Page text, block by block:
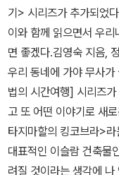
자조그만 하늘 조각
러로 분류해야할지? 고
요. 액션/스릴러 (10권)
기분 좋게 하네요. 제프
를 파악해버려서 살짝
위해 누군가를 죽여야하
장르가 약간 달라요. '모
듯한데, 로맨스도 있고
점, 그러나 블랙코미디
기> 시리즈가 추가되었
이와 함께 읽으면서 우
면 좋겠다.김영숙 지음,
우리 동네에 가야 무사
법의 시간여행] 시리즈
고 또 어떤 이야기로 새
타지마할의 킹코브라>
대표적인 이슬람 건축물
려질 것이라는 생각에